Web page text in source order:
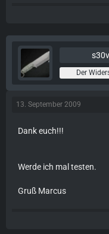
s30v
Der
13. September 2009
Dank euch!!!
Werde ich mal testen.
Gruß Marcus